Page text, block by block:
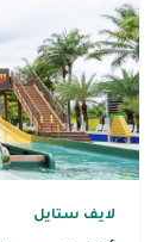
لايف ستايل